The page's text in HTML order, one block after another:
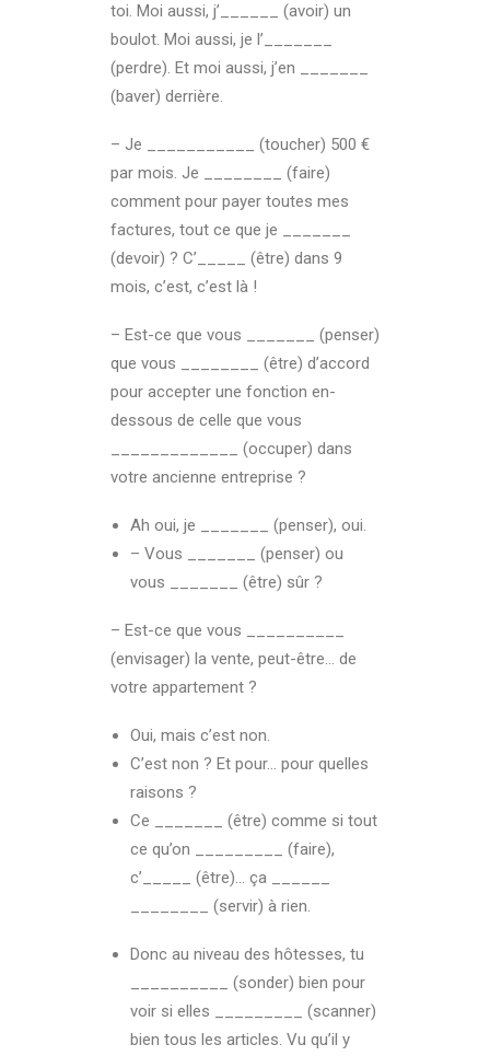
toi. Moi aussi, j’______ (avoir) un
boulot. Moi aussi, je l’_______
(perdre). Et moi aussi, j’en _______
(baver) derrière.
– Je ___________ (toucher) 500 €
par mois. Je ________ (faire)
comment pour payer toutes mes
factures, tout ce que je _______
(devoir) ? C’_____ (être) dans 9
mois, c’est, c’est là !
– Est-ce que vous _______ (penser)
que vous ________ (être) d’accord
pour accepter une fonction en-
dessous de celle que vous
_____________ (occuper) dans
votre ancienne entreprise ?
Ah oui, je _______ (penser), oui.
– Vous _______ (penser) ou
vous _______ (être) sûr ?
– Est-ce que vous __________
(envisager) la vente, peut-être… de
votre appartement ?
Oui, mais c’est non.
C’est non ? Et pour… pour quelles
raisons ?
Ce _______ (être) comme si tout
ce qu’on _________ (faire),
c’_____ (être)… ça ______
________ (servir) à rien.
Donc au niveau des hôtesses, tu
__________ (sonder) bien pour
voir si elles _________ (scanner)
bien tous les articles. Vu qu’il y